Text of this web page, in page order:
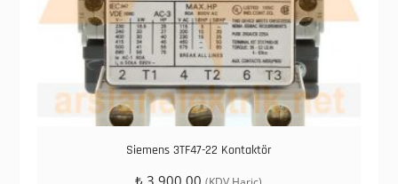
Siemens 3TF47-22 Kontaktör
₺ 3.900,00